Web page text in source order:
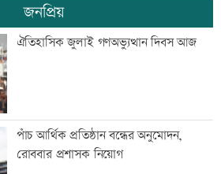
শেখ হাসিনা-হাদির খুনিদের ফেরত চায়
বাংলাদেশ
বেসরকারি গবেষণা সংস্থা সিপিডিতে চাকরির
সুযোগ
জনপ্রিয়
ঐতিহাসিক জুলাই গণঅভ্যুত্থান দিবস আজ
পাঁচ আর্থিক প্রতিষ্ঠান বন্ধের অনুমোদন,
রোববার প্রশাসক নিয়োগ